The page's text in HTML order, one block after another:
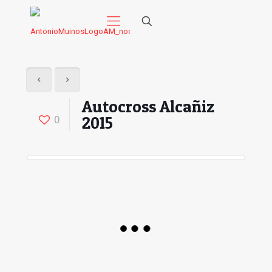
0
Autocross Alcañiz
2015